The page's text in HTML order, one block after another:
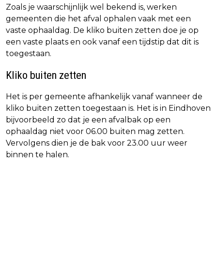
Zoals je waarschijnlijk wel bekend is, werken
gemeenten die het afval ophalen vaak met een
vaste ophaaldag. De kliko buiten zetten doe je op
een vaste plaats en ook vanaf een tijdstip dat dit is
toegestaan.
Kliko buiten zetten
Het is per gemeente afhankelijk vanaf wanneer de
kliko buiten zetten toegestaan is. Het is in Eindhoven
bijvoorbeeld zo dat je een afvalbak op een
ophaaldag niet voor 06.00 buiten mag zetten.
Vervolgens dien je de bak voor 23.00 uur weer
binnen te halen.